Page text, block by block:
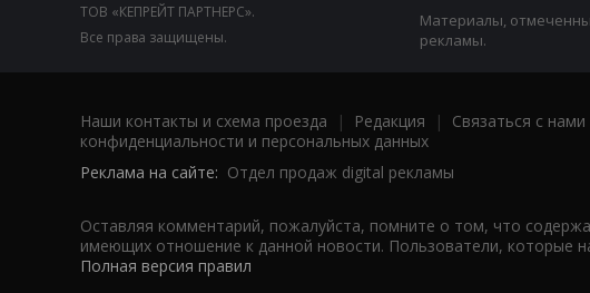
ТОВ «КЕПРЕЙТ ПАРТНЕРС».
Все права защищены.
Материалы,
рекламы.
Наши контакты и схема проезда | Редакция | Связаться с нами
конфиденциальности и персональных данных
Реклама на сайте: Отдел продаж digital рекламы
Оставляя комментарий, пожалуйста, помните о том, что
имеющих отношение к данной новости. Пользователи, которые
Полная версия правил